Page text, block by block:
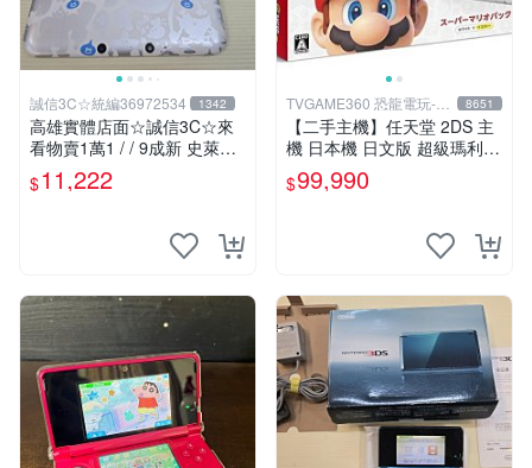
誠信3C☆統編36972534 1342
高雄實體店面☆誠信3C☆來
看物賣1萬1 / / 9成新 史萊姆
勇者鬥惡龍 限定版 無改機 任
天堂 3DS LL 日規主機 二手
$11,222
TVGAME360 恐龍電玩-台
中店
8651
【二手主機】任天堂 2DS 主
機 日本機 日文版 超級瑪利歐
2 MARIO 限定主機 含遊戲 充
電器 4G記憶卡 台中
$99,990